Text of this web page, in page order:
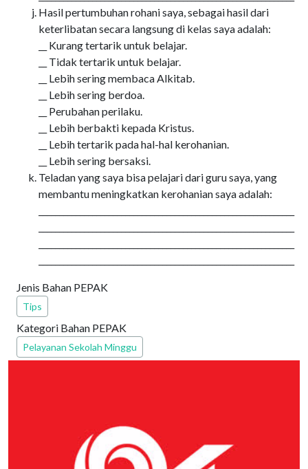
Hasil pertumbuhan rohani saya, sebagai hasil dari
keterlibatan secara langsung di kelas saya adalah:
__ Kurang tertarik untuk belajar.
__ Tidak tertarik untuk belajar.
__ Lebih sering membaca Alkitab.
__ Lebih sering berdoa.
__ Perubahan perilaku.
__ Lebih berbakti kepada Kristus.
__ Lebih tertarik pada hal-hal kerohanian.
__ Lebih sering bersaksi.
Teladan yang saya bisa pelajari dari guru saya, yang
membantu meningkatkan kerohanian saya adalah:
Jenis Bahan PEPAK
Tips
Kategori Bahan PEPAK
Pelayanan Sekolah Minggu